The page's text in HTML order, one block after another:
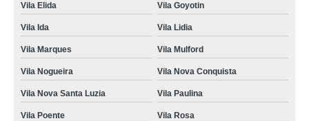
Vila Elida Vila Goyotin
Vila Ida Vila Lidia
Vila Marques Vila Mulford
Vila Nogueira Vila Nova Conquista
Vila Nova Santa Luzia Vila Paulina
Vila Poente Vila Rosa